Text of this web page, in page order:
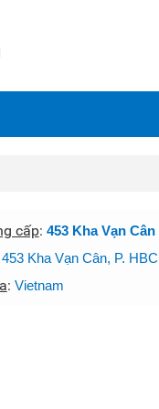
cấp: 453 Kha Vạn Cân
453 Kha Vạn Cân, P.
: Vietnam